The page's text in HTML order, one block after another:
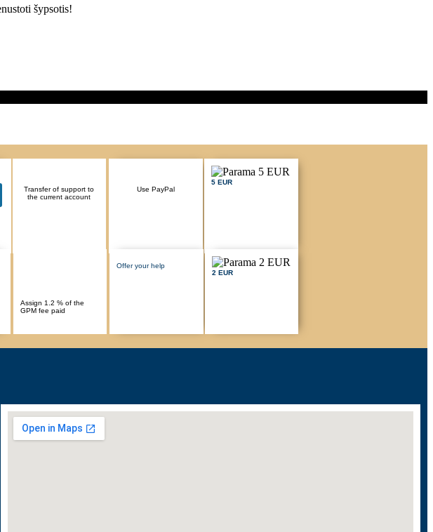
šypsotis!
Transfer of support to
the current account
Use PayPal
5 EUR
Assign 1.2 % of the
GPM fee paid
Offer your help
2 EUR